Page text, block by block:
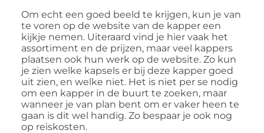
Om echt een goed beeld te krijgen, kun je van
te voren op de website van de kapper een
kijkje nemen. Uiteraard vind je hier vaak het
assortiment en de prijzen, maar veel kappers
plaatsen ook hun werk op de website. Zo kun
je zien welke kapsels er bij deze kapper goed
uit zien, en welke niet. Het is niet per se nodig
om een kapper in de buurt te zoeken, maar
wanneer je van plan bent om er vaker heen te
gaan is dit wel handig. Zo bespaar je ook nog
op reiskosten.